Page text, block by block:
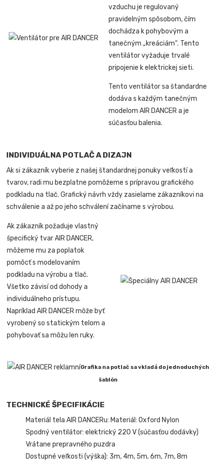
vzduchu je regulovaný
pravidelným spôsobom, čím
dochádza k pohybovým a
tanečným „kreáciám“. Tento
ventilátor vyžaduje trvalé
pripojenie k elektrickej sieti.
Tento ventilátor sa štandardne
dodáva s každým tanečným
modelom AIR DANCER a je
súčasťou balenia.
INDIVIDUÁLNA POTLAČ A DIZAJN
Ak si zákazník vyberie z našej štandardnej ponuky veľkostí a
tvarov, radi mu bezplatne pomôžeme s prípravou grafického
podkladu na tlač. Grafický návrh vždy zasielame zákazníkovi na
schválenie a až po jeho schválení začíname s výrobou.
Ak zákazník požaduje vlastný
špecifický tvar AIR DANCER,
môžeme mu za poplatok
pomôcť s modelovaním
podkladu na výrobu a tlač.
Všetko závisí od dohody a
individuálneho prístupu.
Napríklad AIR DANCER môže byť
vyrobený so statickým telom a
pohybovať sa môžu len ruky.
Grafika na potlač sa vkladá do jednoduchých
šablón
TECHNICKÉ ŠPECIFIKÁCIE
Materiál tela AIR DANCERu: Materiál: Oxford Nylon
Spodný ventilátor: elektrický 220 V (súčasťou dodávky)
Vrátane prepravného puzdra
Dostupné veľkosti (výška): 3m, 4m, 5m, 6m, 7m, 8m